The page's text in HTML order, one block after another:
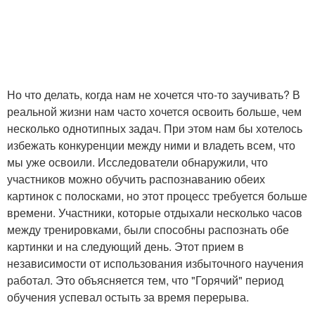
Но что делать, когда нам не хочется что-то заучивать? В
реальной жизни нам часто хочется освоить больше, чем
несколько однотипных задач. При этом нам бы хотелось
избежать конкуренции между ними и владеть всем, что
мы уже освоили. Исследователи обнаружили, что
участников можно обучить распознаванию обеих
картинок с полосками, но этот процесс требуется больше
времени. Участники, которые отдыхали несколько часов
между тренировками, были способны распознать обе
картинки и на следующий день. Этот прием в
независимости от использования избыточного научения
работал. Это объясняется тем, что "Горячий" период
обучения успевал остыть за время перерыва.